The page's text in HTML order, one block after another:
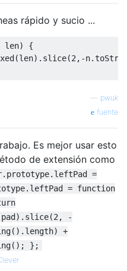
rápido y sucio ...
len)
{
(len). slice(2 ,-n.
pwuk
fuente
Es mejor usar esto
de extensión como
=
= function
-
+
};